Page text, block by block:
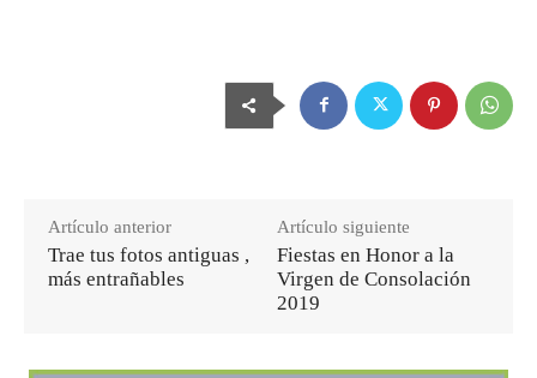
Artículo anterior
Trae tus fotos antiguas ,
más entrañables
Artículo siguiente
Fiestas en Honor a la
Virgen de Consolación
2019